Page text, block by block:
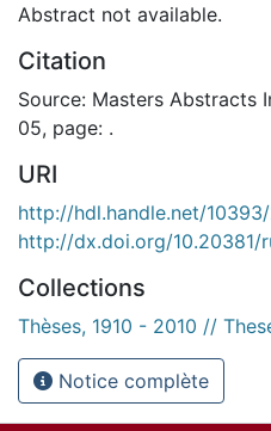
Abstract not available.
Citation
Source: Masters Abstracts
05, page: .
URI
http://hdl.handle.net/
http://dx.doi.org/10.20381/
Collections
Thèses, 1910 - 2010 //
Notice complète